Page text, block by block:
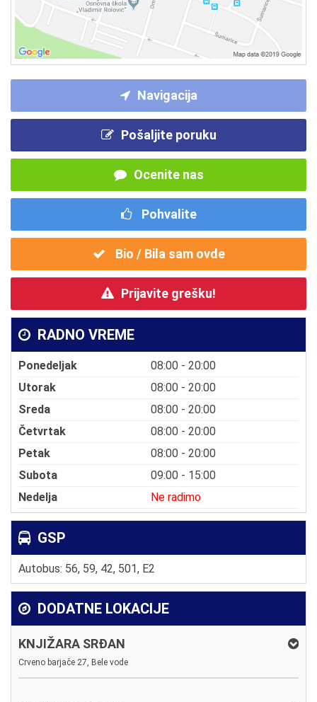
Navigacija
Pošaljite poruku
Ocenite nas
Pohvalite
Bio / Bila sam ovde
Prijavite grešku!
RADNO VREME
Ponedeljak
08:00 - 20:00
Utorak
08:00 - 20:00
Sreda
08:00 - 20:00
Četvrtak
08:00 - 20:00
Petak
08:00 - 20:00
Subota
09:00 - 15:00
Nedelja
Ne radimo
GSP
Autobus: 56, 59, 42, 501, E2
DODATNE LOKACIJE
KNJIŽARA SRĐAN
Crveno barjače 27, Bele vode